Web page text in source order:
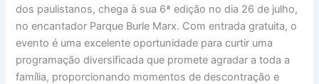
dos paulistanos, chega à sua 6ª edição no dia 26 de julho,
no encantador Parque Burle Marx. Com entrada gratuita, o
evento é uma excelente oportunidade para curtir uma
programação diversificada que promete agradar a toda a
família, proporcionando momentos de descontração e